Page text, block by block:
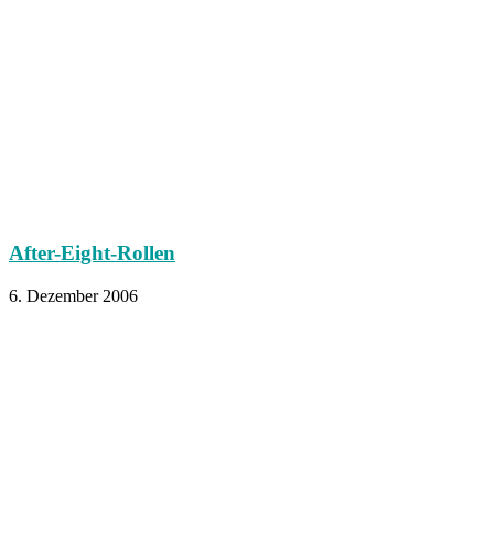
After-Eight-Rollen
6. Dezember 2006